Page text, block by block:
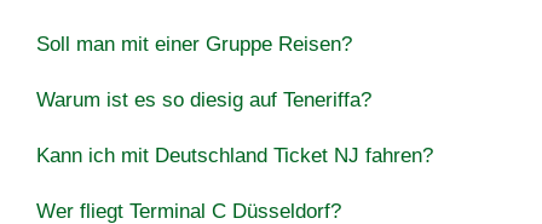
Soll man mit einer Gruppe Reisen?
Warum ist es so diesig auf Teneriffa?
Kann ich mit Deutschland Ticket NJ fahren?
Wer fliegt Terminal C Düsseldorf?